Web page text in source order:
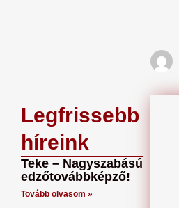
Legfrissebb
híreink
Teke – Nagyszabású
edzőtovábbképző!
Tovább olvasom »